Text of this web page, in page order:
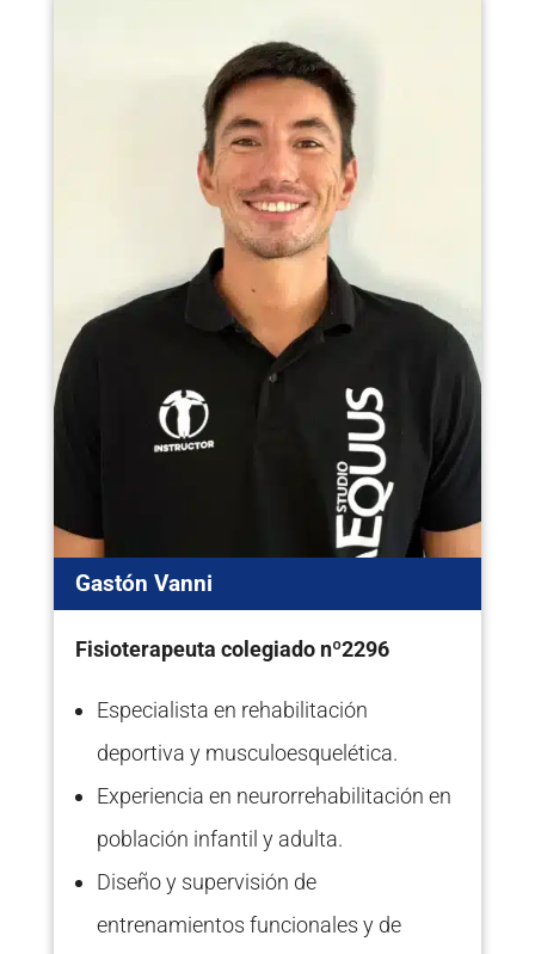
Gastón Vanni
Fisioterapeuta colegiado nº2296
Especialista en rehabilitación
deportiva y musculoesquelética.
Experiencia en neurorrehabilitación en
población infantil y adulta.
Diseño y supervisión de
entrenamientos funcionales y de